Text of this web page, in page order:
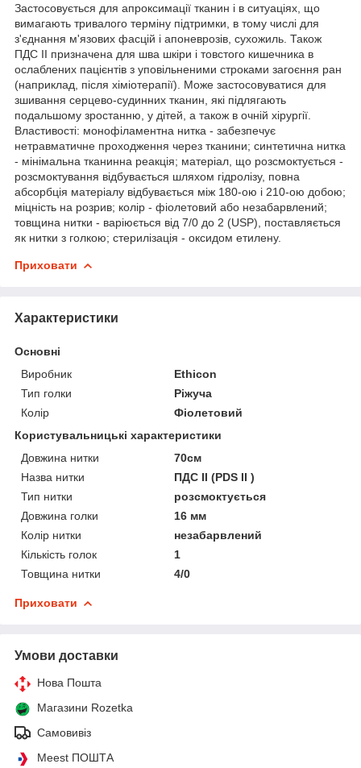
Застосовується для апроксимації тканин і в ситуаціях, що
вимагають тривалого терміну підтримки, в тому числі для
з'єднання м'язових фасцій і апоневрозів, сухожиль. Також
ПДС II призначена для шва шкіри і товстого кишечника в
ослаблених пацієнтів з уповільненими строками загоєння ран
(наприклад, після хіміотерапії). Може застосовуватися для
зшивання серцево-судинних тканин, які підлягають
подальшому зростанню, у дітей, а також в очній хірургії.
Властивості: монофіламентна нитка - забезпечує
нетравматичне проходження через тканини; синтетична нитка
- мінімальна тканинна реакція; матеріал, що розсмоктується -
розсмоктування відбувається шляхом гідролізу, повна
абсорбція матеріалу відбувається між 180-ою і 210-ою добою;
міцність на розрив; колір - фіолетовий або незабарвлений;
товщина нитки - варіюється від 7/0 до 2 (USP), поставляється
як нитки з голкою; стерилізація - оксидом етилену.
Приховати
Характеристики
Основні
Виробник
Ethicon
Тип голки
Ріжуча
Колір
Фіолетовий
Користувальницькі характеристики
Довжина нитки
70см
Назва нитки
ПДС ІІ (PDS II )
Тип нитки
розсмоктується
Довжина голки
16 мм
Колір нитки
незабарвлений
Кількість голок
1
Товщина нитки
4/0
Приховати
Умови доставки
Нова Пошта
Магазини Rozetka
Самовивіз
Meest ПОШТА